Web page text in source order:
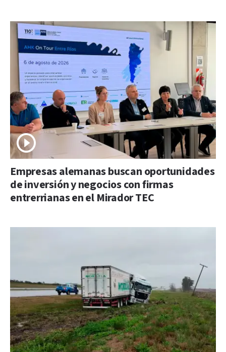
Empresas alemanas buscan oportunidades
de inversión y negocios con firmas
entrerrianas en el Mirador TEC